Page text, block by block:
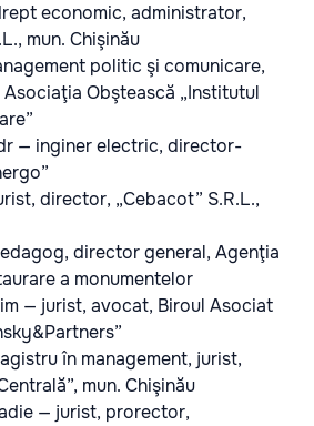
economic, administrator,
mun. Chişinău
politic şi comunicare,
Obştească „Institutul
— inginer electric, director-
director, „Cebacot” S.R.L.,
director general, Agenţia
a monumentelor
— jurist, avocat, Biroul Asociat
în management, jurist,
mun. Chişinău
— jurist, prorector,